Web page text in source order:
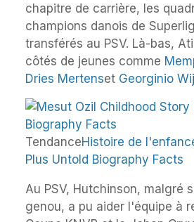
chapitre de carrière, les
champions danois de
transférés au PSV. Là-bas,
côtés de jeunes comme
Dries Mertenset Georginio
TendanceHistoire de
Plus Untold Biography Facts
Au PSV, Hutchinson, malgré
genou, a pu aider l'équipe à